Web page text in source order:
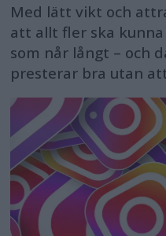
Med lätt vikt och
att allt fler ska
som når långt – och
presterar bra utan